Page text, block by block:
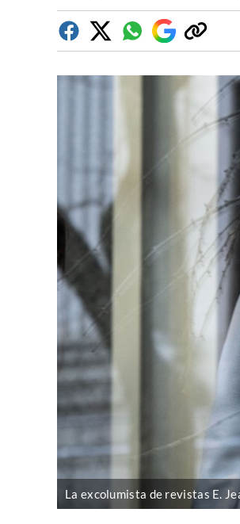
Facebook
TwitterWhatsapp
Google
Discover
Copiar
enlace
La excolumista de revistas E.